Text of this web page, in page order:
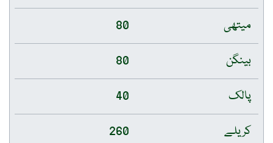
میتھی
80
بینگن
80
پالک
40
کریلے
260